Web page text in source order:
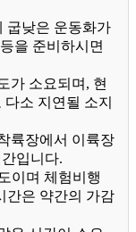
굽낮은 운동화가
을 준비하시면
가 소요되며, 현
소 지연될 소지
륙장에서 이륙장
입니다.
이며 체험비행
간은 약간의 가감